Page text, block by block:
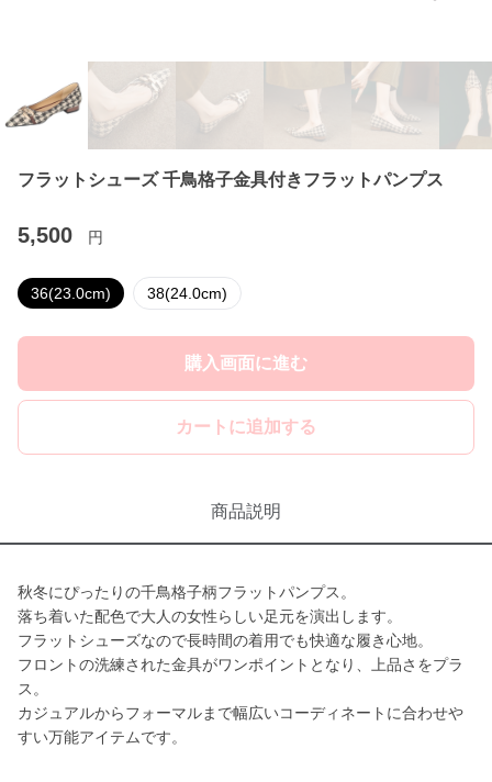
フラットシューズ 千鳥格子金具付きフラットパンプス
5,500 円
36(23.0cm) 38(24.0cm)
購入画面に進む
カートに追加する
商品説明
秋冬にぴったりの千鳥格子柄フラットパンプス。
落ち着いた配色で大人の女性らしい足元を演出します。
フラットシューズなので長時間の着用でも快適な履き心地。
フロントの洗練された金具がワンポイントとなり、上品さをプラ
ス。
カジュアルからフォーマルまで幅広いコーディネートに合わせや
すい万能アイテムです。